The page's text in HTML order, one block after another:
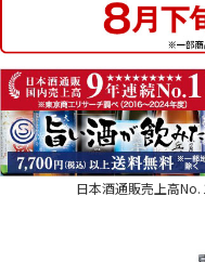
日本酒通販売上高